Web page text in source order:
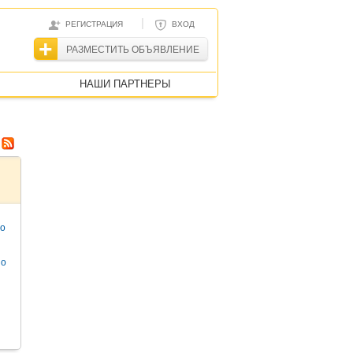
РЕГИСТРАЦИЯ | ВХОД
РАЗМЕСТИТЬ ОБЪЯВЛЕНИЕ
НАШИ ПАРТНЕРЫ